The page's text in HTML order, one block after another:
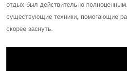
отдых был действительно
существующие техники, помогающие
скорее заснуть.